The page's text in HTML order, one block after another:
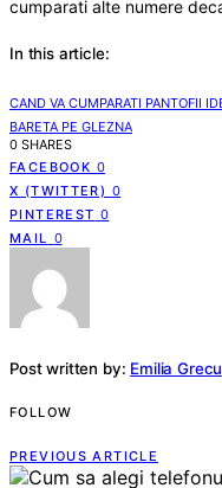
cumparati alte numere
In this article:
CAND VA CUMPARATI PANTOFII
BARETA PE GLEZNA
0 SHARES
FACEBOOK 0
X (TWITTER) 0
PINTEREST 0
MAIL
0
Post written by: Emilia Grecu
FOLLOW
PREVIOUS ARTICLE